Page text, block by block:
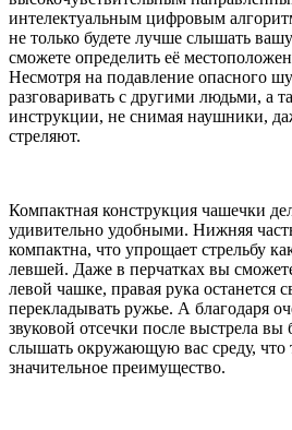
интелектуальным цифровым
не только будете лучше слышать
сможете определить её
Несмотря на подавление опасного
разговаривать с другими людьми, а
инструкции, не снимая наушники,
стреляют.
Компактная конструкция чашечки
удивительно удобными. Нижняя
компактна, что упрощает стрельбу
левшей. Даже в перчатках вы
левой чашке, правая рука останется
перекладывать ружье. А благодаря
звуковой отсечки после выстрела вы
слышать окружающую вас среду, что
значительное преимущество.